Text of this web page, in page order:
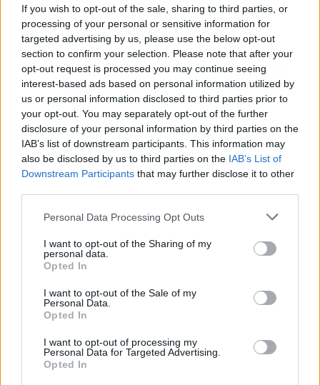
If you wish to opt-out of the sale, sharing to third parties, or
processing of your personal or sensitive information for
targeted advertising by us, please use the below opt-out
section to confirm your selection. Please note that after your
opt-out request is processed you may continue seeing
interest-based ads based on personal information utilized by
us or personal information disclosed to third parties prior to
your opt-out. You may separately opt-out of the further
disclosure of your personal information by third parties on the
IAB’s list of downstream participants. This information may
also be disclosed by us to third parties on the IAB’s List of
Downstream Participants that may further disclose it to other
Personal Data Processing Opt Outs
I want to opt-out of the Sharing of my
personal data.
Opted In
I want to opt-out of the Sale of my
Personal Data.
Opted In
I want to opt-out of processing my
Personal Data for Targeted Advertising.
Opted In
ancianos muertos en
sus camas
Publicidad